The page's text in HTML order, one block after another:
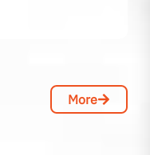
More